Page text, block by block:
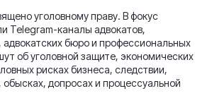
уголовному праву. В фокус
Telegram-каналы адвокатов,
бюро и профессиональных
об уголовной защите, экономических
рисках бизнеса, следствии,
обысках, допросах и процессуальной